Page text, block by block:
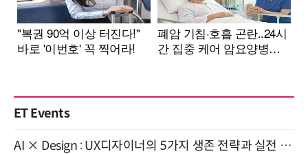
ET Events
AI × Design : UX디자이너의 5가지 생존 전략과 실전 대응 8월 28일 개최